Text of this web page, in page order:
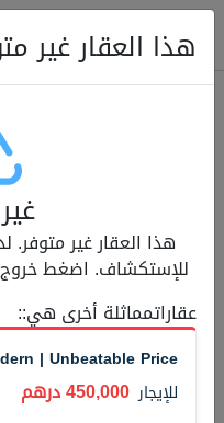
Marina Metro Station
شقة للإيجار 95,000 درهم
3
سرير
1
المعروض
غير
هذا العقار غير
هذا العقار غير متوفر.
للإستكشاف. اضغط
عقاراتمماثلة أخرى هي::
| Unbeatable Price
للإيجار 450,000 درهم